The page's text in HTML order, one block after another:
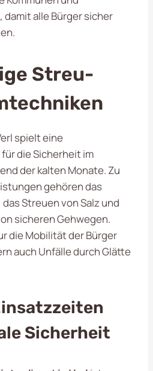
, damit alle Bürger sicher
Streu-
spielt eine
die Sicherheit im
der kalten Monate. Zu
gehören das
Streuen von Salz und
sicheren Gehwegen.
die Mobilität der Bürger
auch Unfälle durch Glätte
Sicherheit